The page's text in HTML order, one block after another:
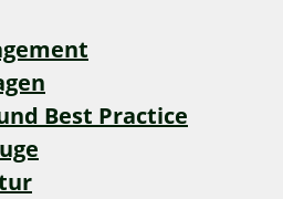
Best Practice